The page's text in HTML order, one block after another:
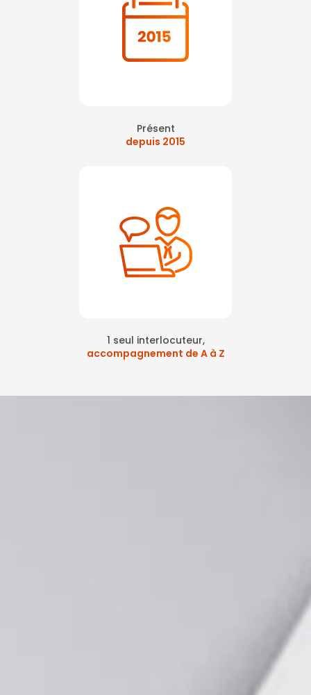
Présent
depuis 2015
1 seul interlocuteur,
accompagnement de A à Z